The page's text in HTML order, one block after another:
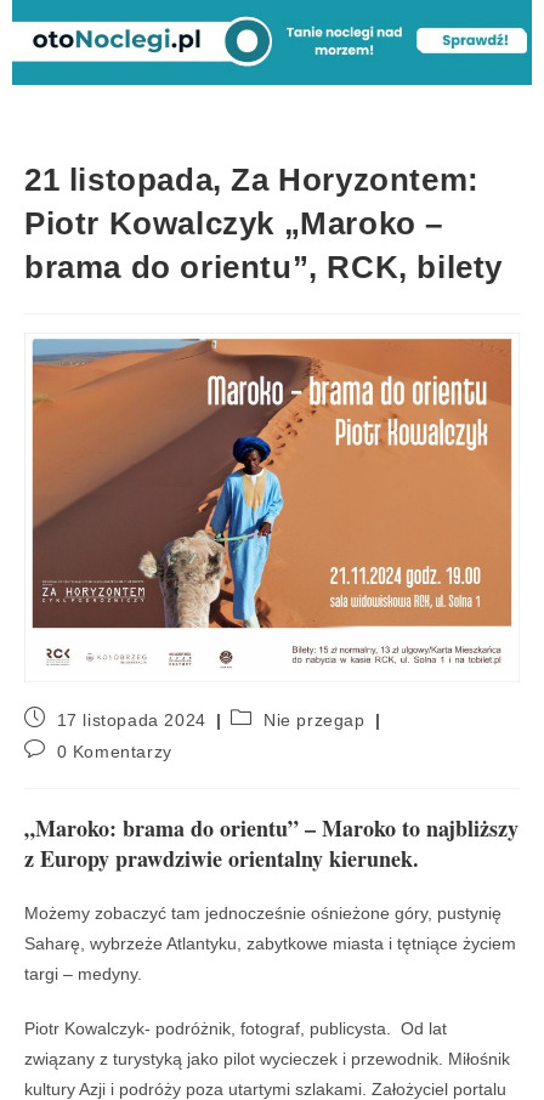
21 listopada, Za Horyzontem:
Piotr Kowalczyk „Maroko –
brama do orientu”, RCK, bilety
17 listopada 2024
Nie przegap
0 Komentarzy
„Maroko: brama do orientu” – Maroko to najbliższy
z Europy prawdziwie orientalny kierunek.
Możemy zobaczyć tam jednocześnie ośnieżone góry, pustynię
Saharę, wybrzeże Atlantyku, zabytkowe miasta i tętniące życiem
targi – medyny.
Piotr Kowalczyk- podróżnik, fotograf, publicysta. Od lat
związany z turystyką jako pilot wycieczek i przewodnik. Miłośnik
kultury Azji i podróży poza utartymi szlakami. Założyciel portalu